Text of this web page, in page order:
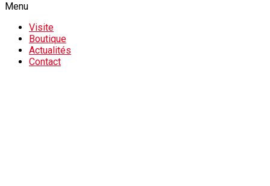
Menu
Visite
Boutique
Actualités
Contact